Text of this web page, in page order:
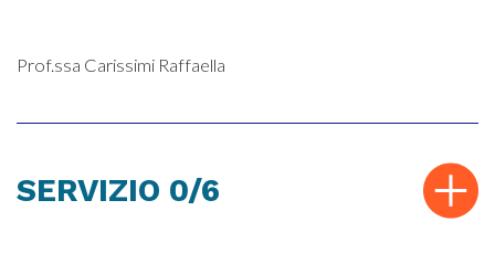
Prof.ssa Carissimi Raffaella
SERVIZIO 0/6